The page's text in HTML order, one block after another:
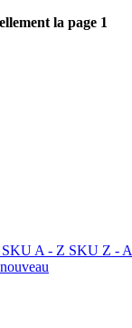
la page 1
SKU A - Z SKU Z - A